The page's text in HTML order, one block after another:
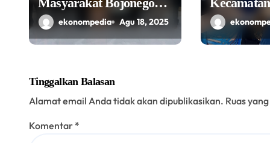
Bangun Desa Mandiri
Ekonomi
ekonompedia Agu 18, 2025
Perkuat
Tinggalkan Balasan
Alamat email Anda tidak akan dipublikasikan. Ruas
Komentar *